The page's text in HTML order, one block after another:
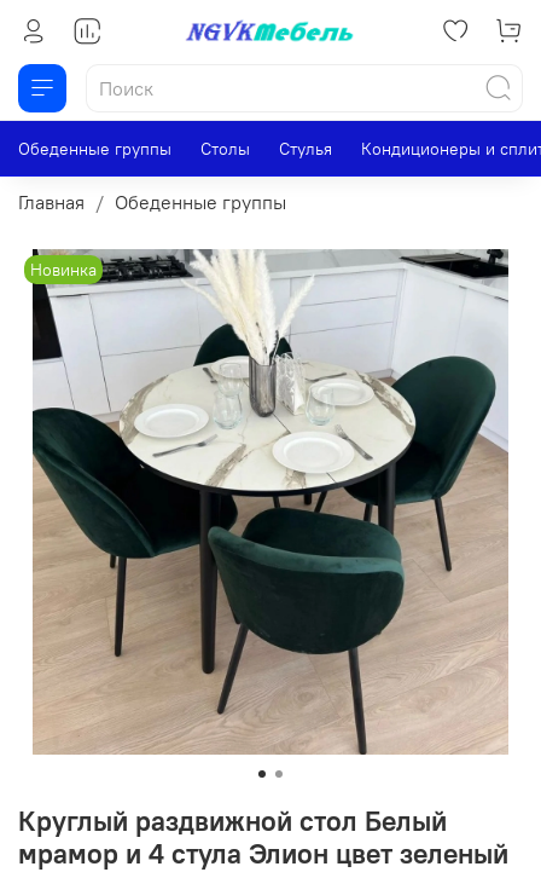
Обеденные группы Столы Стулья Кондиционеры и
Главная Обеденные группы
Новинка
Круглый раздвижной стол Белый
мрамор и 4 стула Элион цвет зеленый